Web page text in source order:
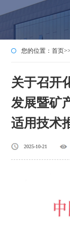
您的位置：首页
关于召开
发展暨矿
适用技术
2025-10-21